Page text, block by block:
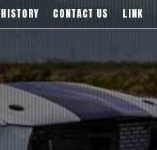
ブランド
HISTORY CONTACT US LINK